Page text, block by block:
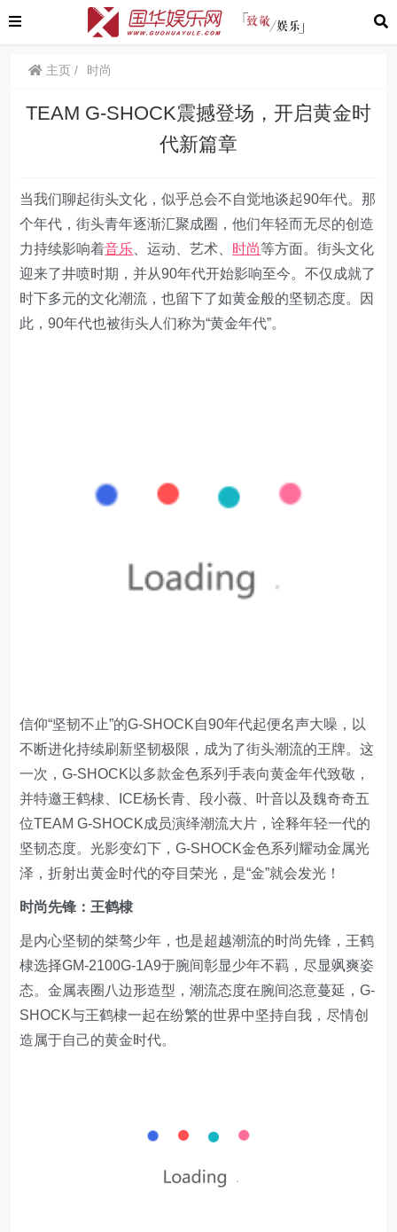
主页 时尚
TEAM G-SHOCK震撼登场，开启黄金时
代新篇章
当我们聊起街头文化，似乎总会不自觉地谈起90年代。那
个年代，街头青年逐渐汇聚成圈，他们年轻而无尽的创造
力持续影响着音乐 、运动、艺术、 时尚等方面。街头文化
迎来了井喷时期，并从90年代开始影响至今。不仅成就了
时下多元的文化潮流，也留下了如黄金般的坚韧态度。因
此，90年代也被街头人们称为“黄金年代”。
信仰“坚韧不止”的G-SHOCK自90年代起便名声大噪，以
不断进化持续刷新坚韧极限，成为了街头潮流的王牌。这
一次，G-SHOCK以多款金色系列手表向黄金年代致敬，
并特邀王鹤棣、ICE杨长青、段小薇、叶音以及魏奇奇五
位TEAM G-SHOCK成员演绎潮流大片，诠释年轻一代的
坚韧态度。光影变幻下，G-SHOCK金色系列耀动金属光
泽，折射出黄金时代的夺目荣光，是“金”就会发光！
时尚先锋：王鹤棣
是内心坚韧的桀骜少年，也是超越潮流的时尚先锋，王鹤
棣选择GM-2100G-1A9于腕间彰显少年不羁，尽显飒爽姿
态。金属表圈八边形造型，潮流态度在腕间恣意蔓延，G-
SHOCK与王鹤棣一起在纷繁的世界中坚持自我，尽情创
造属于自己的黄金时代。